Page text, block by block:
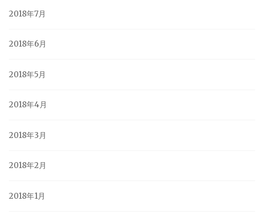
2018年7月
2018年6月
2018年5月
2018年4月
2018年3月
2018年2月
2018年1月